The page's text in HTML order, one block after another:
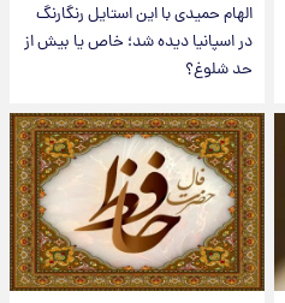
الهام حمیدی با این استایل رنگارنگ
در اسپانیا دیده شد؛ خاص یا بیش از
حد شلوغ؟